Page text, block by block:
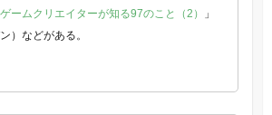
ゲームクリエイターが知る97のこと（2）
」
）などがある。